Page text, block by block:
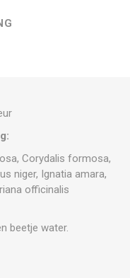
Corydalis formosa,
niger, Ignatia amara,
officinalis
beetje water.